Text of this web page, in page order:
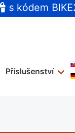
s kódem
Příslušenství